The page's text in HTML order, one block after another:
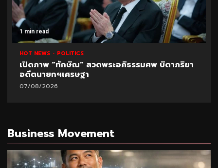
1 min read
HOT NEWS POLITICS
เปิดภาพ “ทักษิณ” สวดพระอภิธรรมศพ บิดาภริยา
อดีตนายกฯเศรษฐา
07/08/2026
Business Movement